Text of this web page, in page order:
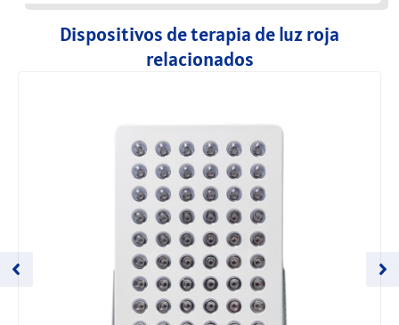
Dispositivos de terapia de luz roja
relacionados